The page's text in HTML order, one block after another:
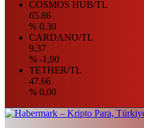
COSMOS HUB/TL
65.86
% 0,30
CARDANO/TL
9.37
% -1,90
TETHER/TL
47.66
% 0,00